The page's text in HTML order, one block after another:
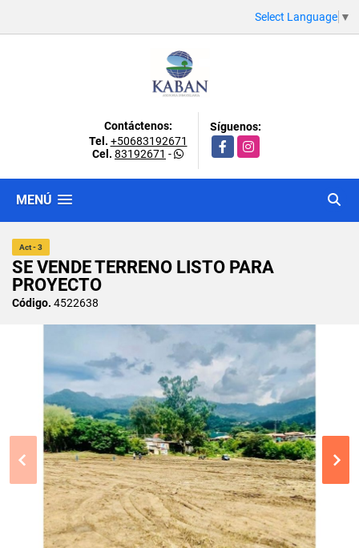
Select Language ▼
Contáctenos:
Tel. +50683192671
Cel. 83192671 -
Síguenos:
FacebookInstagram
MENÚ
Act - 3
SE VENDE TERRENO LISTO PARA
PROYECTO
Código. 4522638